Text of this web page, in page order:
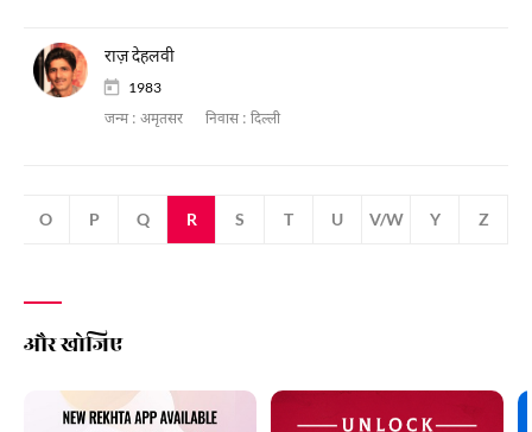
राज़ देहलवी
1983
जन्म : अमृतसर निवास : दिल्ली
O P Q R S T U V/W Y Z
और खोजिए